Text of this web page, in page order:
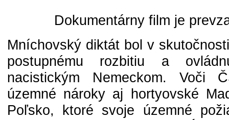
Dokumentárny film je
Mníchovský diktát bol v
postupnému rozbitiu a
nacistickým Nemeckom. Voči
územné nároky aj hortyovské
Poľsko, ktoré svoje územné